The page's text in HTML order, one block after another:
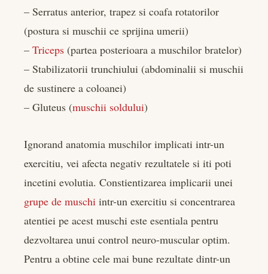
– Serratus anterior, trapez si coafa rotatorilor
(postura si muschii ce sprijina umerii)
– Triceps (partea posterioara a muschilor bratelor)
– Stabilizatorii trunchiului (abdominalii si muschii
de sustinere a coloanei)
– Gluteus (muschii soldului)
Ignorand anatomia muschilor implicati intr-un
exercitiu, vei afecta negativ rezultatele si iti poti
incetini evolutia. Constientizarea implicarii unei
grupe de muschi intr-un exercitiu si concentrarea
atentiei pe acest muschi este esentiala pentru
dezvoltarea unui control neuro-muscular optim.
Pentru a obtine cele mai bune rezultate dintr-un